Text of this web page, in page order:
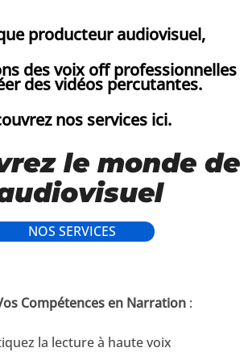
producteur audiovisuel,
des voix off professionnelles
des vidéos percutantes.
nos services ici.
le monde de
NOS SERVICES
Compétences en Narration:
la lecture à haute voix